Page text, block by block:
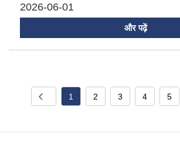
2026-06-01
और पढ़ें
1 2 3 4 5